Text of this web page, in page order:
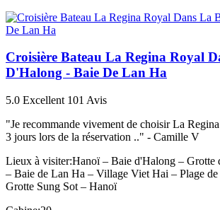
Croisière Bateau La Regina Royal
D'Halong - Baie De Lan Ha
5.0 Excellent 101 Avis
"Je recommande vivement de choisir La
3 jours lors de la réservation .." - Camille V
Lieux à visiter:Hanoï – Baie d'Halong – Grotte
– Baie de Lan Ha – Village Viet Hai – Plage
Grotte Sung Sot – Hanoï